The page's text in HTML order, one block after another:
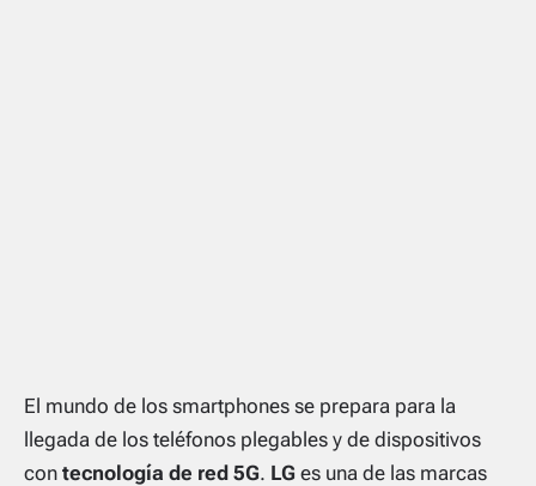
El mundo de los smartphones se prepara para la
llegada de los teléfonos plegables y de dispositivos
con tecnología de red 5G. LG es una de las marcas